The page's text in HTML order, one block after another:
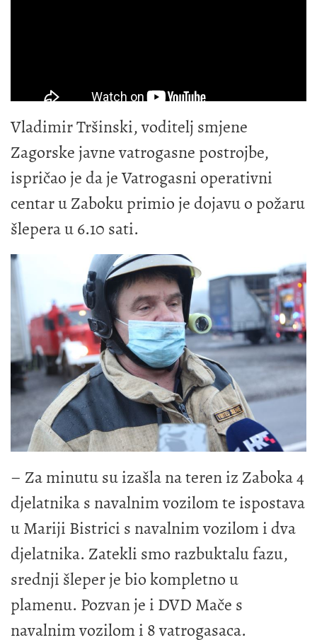
Vladimir Tršinski, voditelj smjene
Zagorske javne vatrogasne postrojbe,
ispričao je da je Vatrogasni operativni
centar u Zaboku primio je dojavu o požaru
šlepera u 6.10 sati.
– Za minutu su izašla na teren iz Zaboka 4
djelatnika s navalnim vozilom te ispostava
u Mariji Bistrici s navalnim vozilom i dva
djelatnika. Zatekli smo razbuktalu fazu,
srednji šleper je bio kompletno u
plamenu. Pozvan je i DVD Mače s
navalnim vozilom i 8 vatrogasaca.